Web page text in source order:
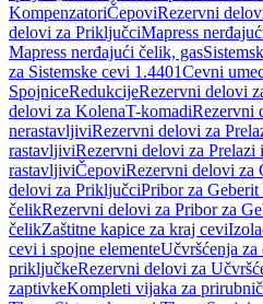
KompenzatoriČepoviRezervni
delovi za PriključciMapress
Mapress nerđajući čelik, gas
za Sistemske cevi 1.4401Cevni
SpojniceRedukcijeRezervni delovi
delovi za KolenaT-komadiRezervni
nerastavljiviRezervni delovi za
rastavljiviRezervni delovi za Prelazi
rastavljiviČepoviRezervni delovi za
delovi za PriključciPribor za Geberit
čelikRezervni delovi za Pribor za
čelikZaštitne kapice za kraj cevi
cevi i spojne elementeUčvršćenja za
priključkeRezervni delovi za
zaptivkeKompleti vijaka za